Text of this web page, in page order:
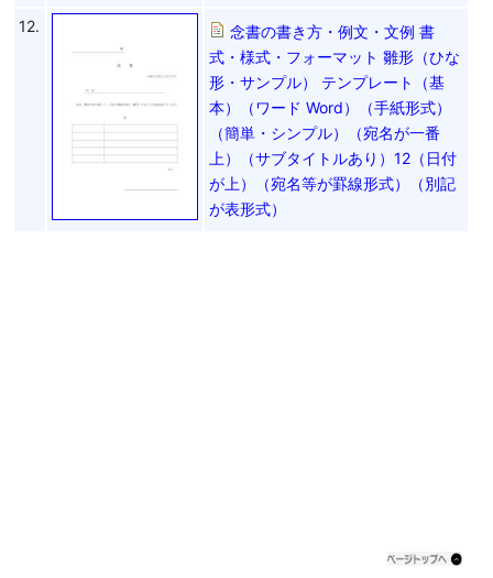
12.
念書の書き方・例文・文例 書
式・様式・フォーマット 雛形（ひな
形・サンプル） テンプレート（基
本）（ワード Word）（手紙形式）
（簡単・シンプル）（宛名が一番
上）（サブタイトルあり）12（日付
が上）（宛名等が罫線形式）（別記
が表形式）